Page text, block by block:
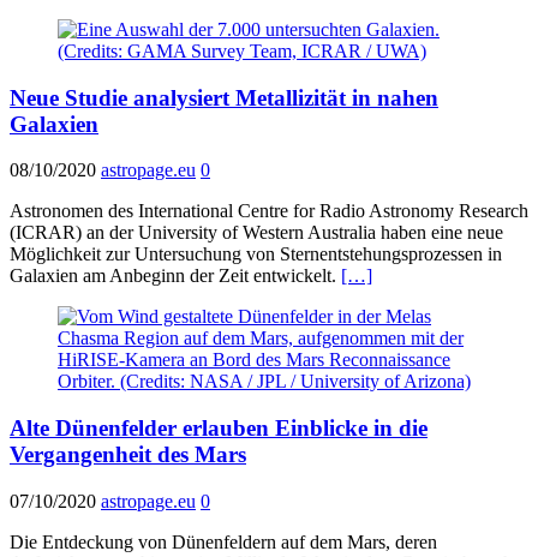
Neue Studie analysiert Metallizität in nahen
Galaxien
08/10/2020 astropage.eu 0
Astronomen des International Centre for Radio Astronomy Research
(ICRAR) an der University of Western Australia haben eine neue
Möglichkeit zur Untersuchung von Sternentstehungsprozessen in
Galaxien am Anbeginn der Zeit entwickelt. […]
Alte Dünenfelder erlauben Einblicke in die
Vergangenheit des Mars
07/10/2020 astropage.eu 0
Die Entdeckung von Dünenfeldern auf dem Mars, deren